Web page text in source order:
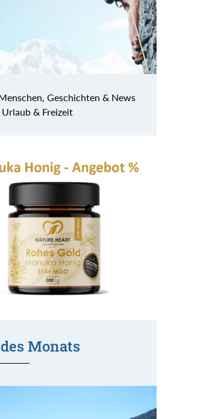
Geschichten & News
Urlaub & Freizeit
Monats